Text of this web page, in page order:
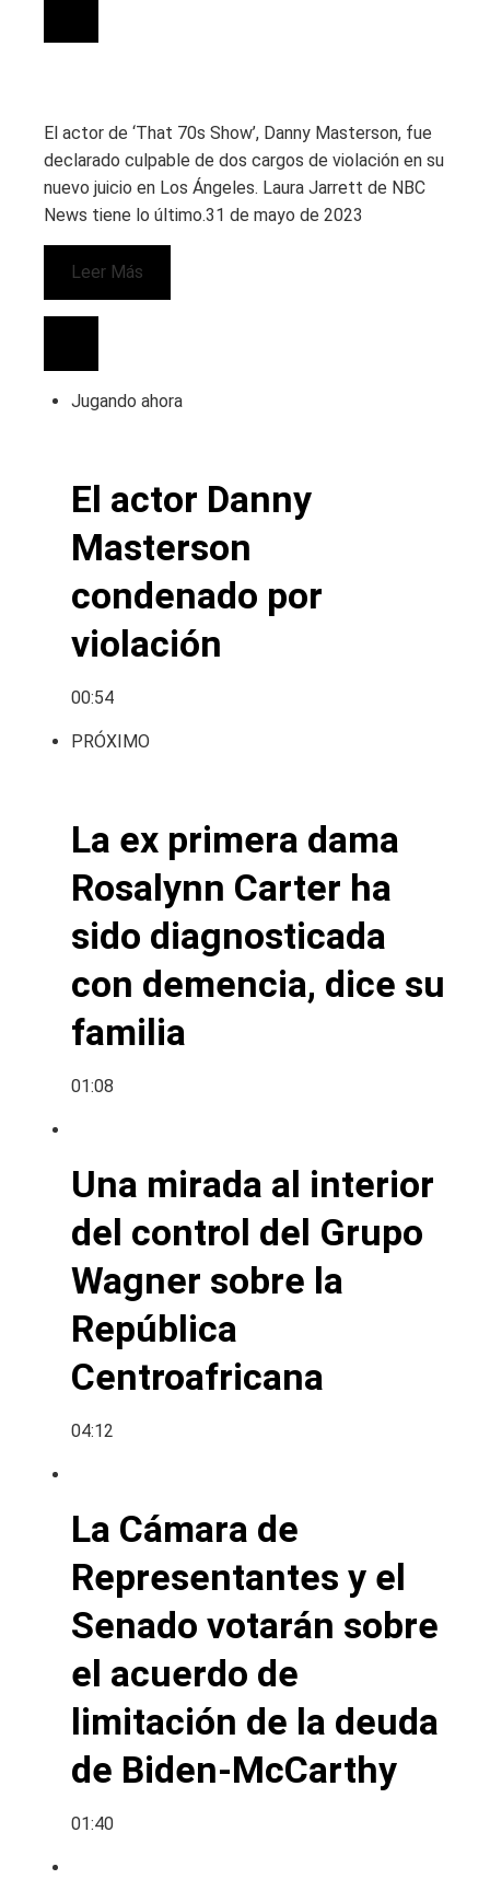
El actor de ‘That 70s Show’, Danny Masterson, fue
declarado culpable de dos cargos de violación en su
nuevo juicio en Los Ángeles. Laura Jarrett de NBC
News tiene lo último.31 de mayo de 2023
Leer Más
Jugando ahora
El actor Danny
Masterson
condenado por
violación
00:54
PRÓXIMO
La ex primera dama
Rosalynn Carter ha
sido diagnosticada
con demencia, dice su
familia
01:08
Una mirada al interior
del control del Grupo
Wagner sobre la
República
Centroafricana
04:12
La Cámara de
Representantes y el
Senado votarán sobre
el acuerdo de
limitación de la deuda
de Biden-McCarthy
01:40